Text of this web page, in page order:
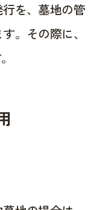
を、墓地の管
。その際に、